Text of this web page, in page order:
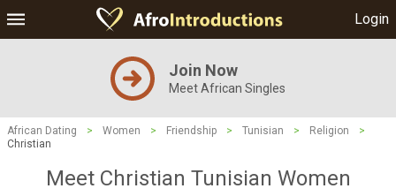
Login
Join Now
Meet African Singles
African Dating > Women > Friendship > Tunisian > Religion
>
Christian
Meet Christian Tunisian Women